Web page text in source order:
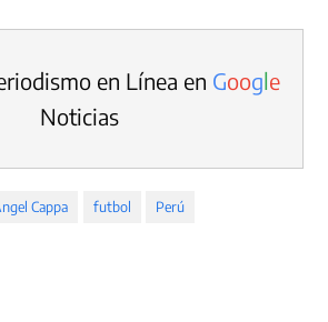
en Línea en Google
Noticias
Cappa futbol Perú